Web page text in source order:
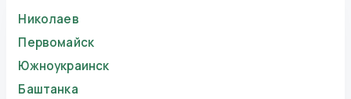
Николаев
Первомайск
Южноукраинск
Баштанка